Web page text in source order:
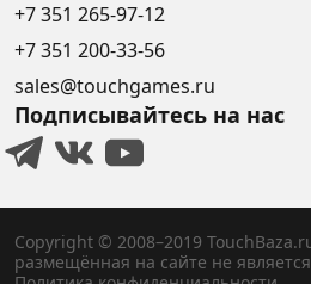
+7 351 265-97-12
+7 351 200-33-56
sales@touchgames.ru
Подписывайтесь на нас
Copyright © 2008–2019
размещённая на сайте не